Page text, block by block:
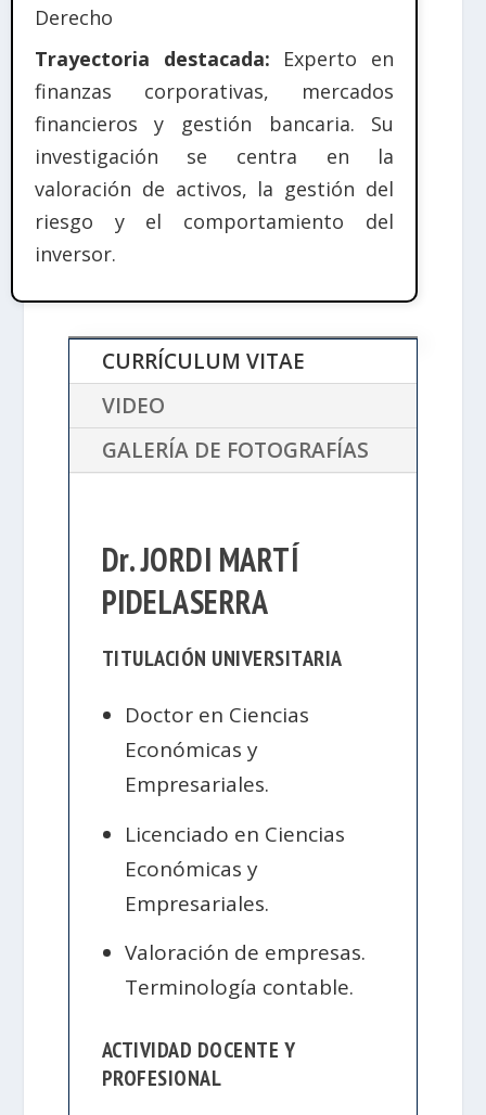
Derecho
Trayectoria destacada: Experto en
finanzas corporativas, mercados
financieros y gestión bancaria. Su
investigación se centra en la
valoración de activos, la gestión del
riesgo y el comportamiento del
inversor.
CURRÍCULUM VITAE
VIDEO
GALERÍA DE FOTOGRAFÍAS
Dr. JORDI MARTÍ
PIDELASERRA
TITULACIÓN UNIVERSITARIA
Doctor en Ciencias
Económicas y
Empresariales.
Licenciado en Ciencias
Económicas y
Empresariales.
Valoración de empresas.
Terminología contable.
ACTIVIDAD DOCENTE Y
PROFESIONAL